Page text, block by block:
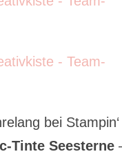
bei Stampin‘
Tinte Seesterne